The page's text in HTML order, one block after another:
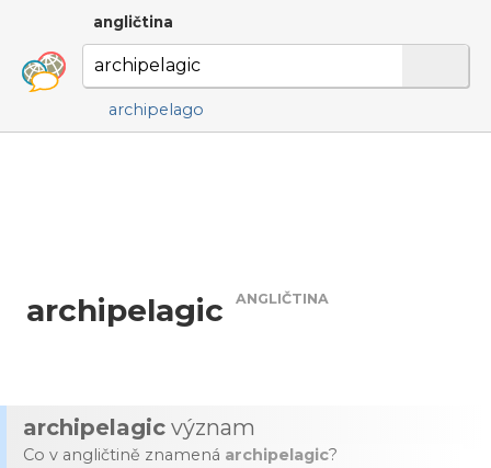
angličtina
archipelago
archipelagic ANGLIČTINA
archipelagic význam
Co v angličtině znamená archipelagic?